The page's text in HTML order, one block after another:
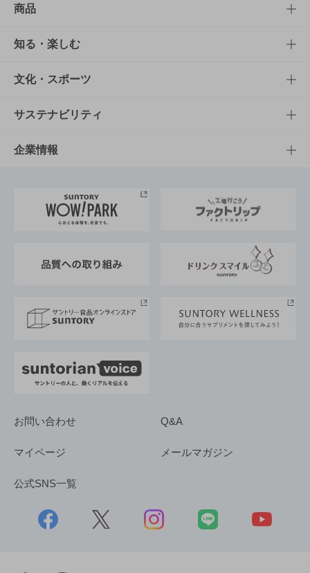
商品
商品TOP
商品一覧
商品発売情報
栄養成分一覧
知る・楽しむ
知る・楽しむTOP
キャンペーン
工場見学
地域情報
文化・スポーツ
文化・スポーツTOP
サントリーホール
サントリーサンバーズ大阪
サステナビリティ
サステナビリティTOP
サントリーが考えるサステナビリティ経営
企業情報
企業概要
採用情報
お問い合わせ Q&A
マイページ メールマガジン
公式SNS一覧